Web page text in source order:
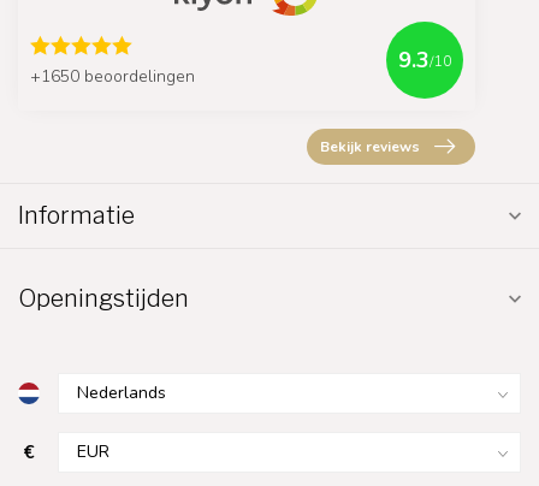
+1650 beoordelingen
9.3/10
Bekijk reviews
Informatie
Openingstijden
€